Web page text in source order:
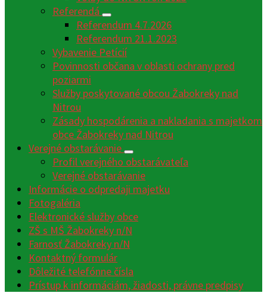
Referendá
Referendum 4.7.2026
Referendum 21.1.2023
Vybavenie Petícií
Povinnosti občana v oblasti ochrany pred
poziarmi
Služby poskytované obcou Žabokreky nad
Nitrou
Zásady hospodárenia a nakladania s majetkom
obce Žabokreky nad Nitrou
Verejné obstarávanie
Profil verejného obstarávateľa
Verejné obstarávanie
Informácie o odpredaji majetku
Fotogaléria
Elektronické služby obce
ZŠ s MŠ Žabokreky n/N
Farnosť Žabokreky n/N
Kontaktný formulár
Dôležité telefónne čísla
Prístup k informáciám, žiadosti, právne predpisy